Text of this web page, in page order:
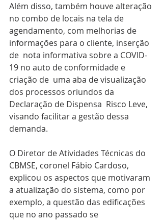
Além disso, também houve alteração
no combo de locais na tela de
agendamento, com melhorias de
informações para o cliente, inserção
de  nota informativa sobre a COVID-
19 no auto de conformidade e
criação de  uma aba de visualização
dos processos oriundos da
Declaração de Dispensa  Risco Leve,
visando facilitar a gestão dessa
demanda.
O Diretor de Atividades Técnicas do
CBMSE, coronel Fábio Cardoso,
explicou os aspectos que motivaram
a atualização do sistema, como por
exemplo, a questão das edificações
que no ano passado se